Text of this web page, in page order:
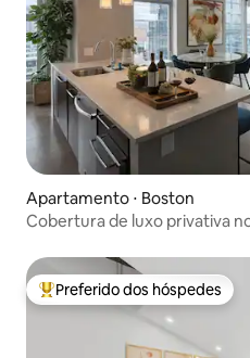
Apartamento ⋅ Boston
Cobertura de luxo privativa
Entre os melhores preferidos
Preferido dos hóspedes